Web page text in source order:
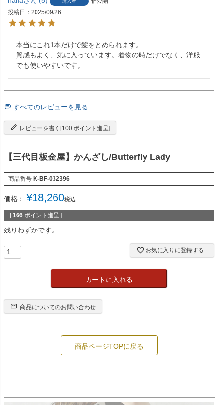
購入者
投稿日
2025/09/26
本当にこれ1本だけで髪をとめられます。
質感もよく、気に入っています。着物の時だけでなく、洋服
でも使いやすいです。
すべてのレビューを見る
レビューを書く[100 ポイント進呈]
【三代目板金屋】かんざし/Butterfly Lady
商品番号 K-BF-032396
価格： ¥18,260税込
[ 166 ポイント進呈 ]
残りわずかです。
お気に入りに登録する
カートに入れる
商品についてのお問い合わせ
商品ページTOPに戻る